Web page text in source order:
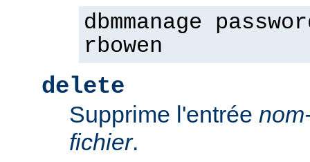
dbmmanage
rbowen
delete
Supprime l'entrée
fichier.